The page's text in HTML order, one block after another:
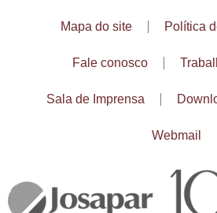
Mapa do site Política
Fale conosco
Sala de Imprensa
Webmail